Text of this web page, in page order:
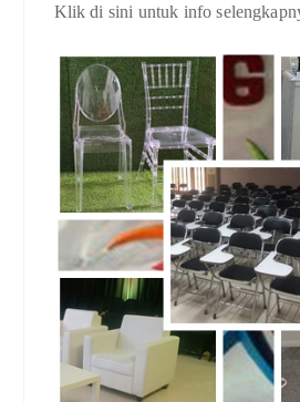
Klik di sini untuk info